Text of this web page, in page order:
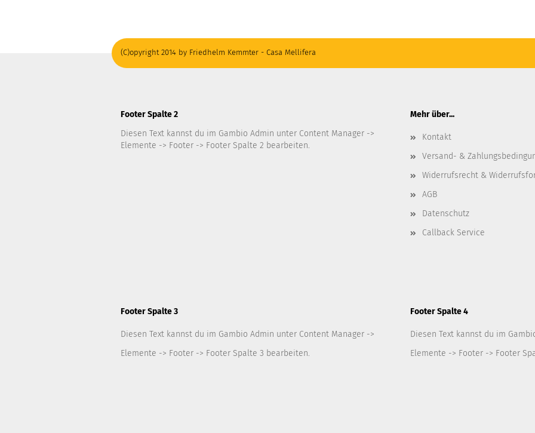
(C)opyright 2014 by Friedhelm Kemmter - Casa Mellifera
Footer Spalte 2
Diesen Text kannst du im Gambio Admin unter Content Manager ->
Elemente -> Footer -> Footer Spalte 2 bearbeiten.
Mehr über...
Kontakt
Versand- &
Widerrufsrecht &
AGB
Datenschutz
Callback Service
Footer Spalte 3
Diesen Text kannst du im Gambio Admin unter Content Manager ->
Elemente -> Footer -> Footer Spalte 3 bearbeiten.
Footer Spalte 4
Diesen Text kannst du im
Elemente -> Footer -> Footer